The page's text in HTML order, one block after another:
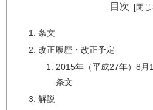
目次
条文
改正履歴・改正予定
2015年（平成27年）8月
条文
解説